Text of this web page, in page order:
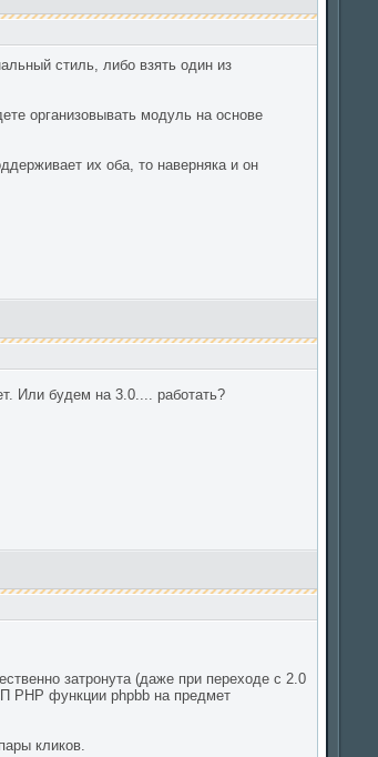
стиль, либо взять один из
организовывать модуль на основе
их оба, то наверняка и он
Или будем на 3.0.... работать?
затронута (даже при переходе с 2.0
PHP функции phpbb на предмет
кликов.